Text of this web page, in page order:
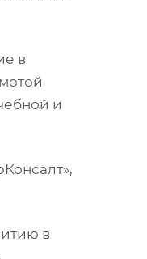
в
и
в